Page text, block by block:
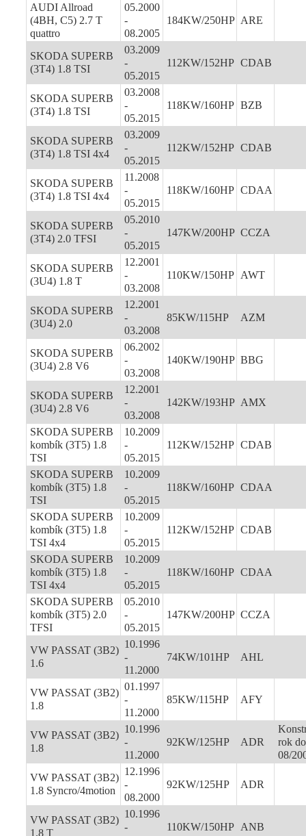
AUDI Allroad
(4BH, C5) 2.7 T
quattro
05.2000
-
08.2005
184KW/250HP ARE
SKODA SUPERB
(3T4) 1.8 TSI
03.2009
-
05.2015
112KW/152HP CDAB
SKODA SUPERB
(3T4) 1.8 TSI
03.2008
-
05.2015
118KW/160HP BZB
SKODA SUPERB
(3T4) 1.8 TSI 4x4
03.2009
-
05.2015
112KW/152HP CDAB
SKODA SUPERB
(3T4) 1.8 TSI 4x4
11.2008
-
05.2015
118KW/160HP CDAA
SKODA SUPERB
(3T4) 2.0 TFSI
05.2010
-
05.2015
147KW/200HP CCZA
SKODA SUPERB
(3U4) 1.8 T
12.2001
-
03.2008
110KW/150HP AWT
SKODA SUPERB
(3U4) 2.0
12.2001
-
03.2008
85KW/115HP AZM
SKODA SUPERB
(3U4) 2.8 V6
06.2002
-
03.2008
140KW/190HP BBG
SKODA SUPERB
(3U4) 2.8 V6
12.2001
-
03.2008
142KW/193HP AMX
SKODA SUPERB
kombík (3T5) 1.8
TSI
10.2009
-
05.2015
112KW/152HP CDAB
SKODA SUPERB
kombík (3T5) 1.8
TSI
10.2009
-
05.2015
118KW/160HP CDAA
SKODA SUPERB
kombík (3T5) 1.8
TSI 4x4
10.2009
-
05.2015
112KW/152HP CDAB
SKODA SUPERB
kombík (3T5) 1.8
TSI 4x4
10.2009
-
05.2015
118KW/160HP CDAA
SKODA SUPERB
kombík (3T5) 2.0
TFSI
05.2010
-
05.2015
147KW/200HP CCZA
VW PASSAT (3B2)
1.6
10.1996
-
11.2000
74KW/101HP AHL
VW PASSAT (3B2)
1.8
01.1997
-
11.2000
85KW/115HP AFY
VW PASSAT (3B2)
1.8
10.1996
-
11.2000
92KW/125HP ADR
rok do
08/
VW PASSAT (3B2)
1.8 Syncro/4motion
12.1996
-
08.2000
92KW/125HP ADR
VW PASSAT (3B2)
1.8 T
10.1996
-
110KW/150HP ANB